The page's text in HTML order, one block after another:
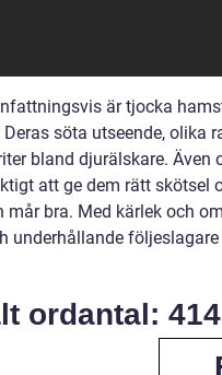
är tjocka
söta utseende, olika
bland djurälskare. Även
att ge dem rätt skötsel
mår bra. Med kärlek och
underhållande
ordantal: